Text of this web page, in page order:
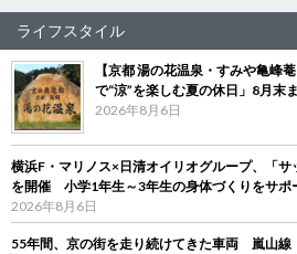
ライフスタイル
【京都 湯の花温泉・すみや亀峰
で“涼”を楽しむ夏の休日」8月末
2026年8月6日
横浜F・マリノス×日清オイリオグループ、「サ
を開催 小学1年生～3年生の身体づくりをサポ
2026年8月6日
55年間、京の街を走り続けてきた車両 嵐山線